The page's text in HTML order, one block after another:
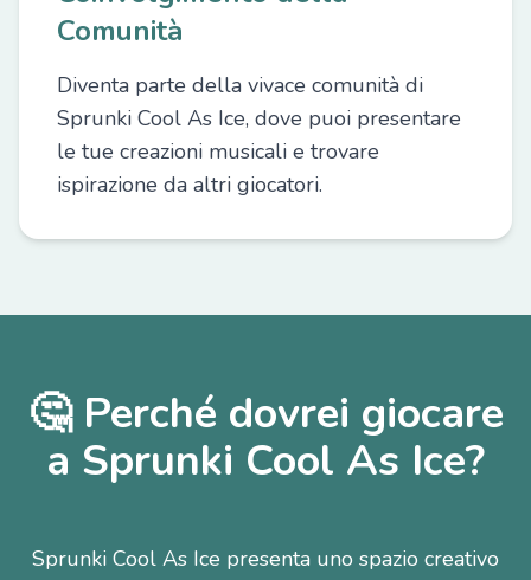
Comunità
Diventa parte della vivace comunità di
Sprunki Cool As Ice, dove puoi presentare
le tue creazioni musicali e trovare
ispirazione da altri giocatori.
🤔 Perché dovrei giocare
a Sprunki Cool As Ice?
Sprunki Cool As Ice presenta uno spazio creativo